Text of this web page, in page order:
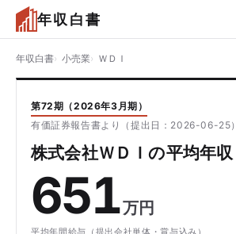
年収白書
年収白書 小売業 ＷＤＩ
第72期（2026年3月期）
有価証券報告書より（提出日：2026-06-25）
株式会社ＷＤＩの平均年収
651万円
平均年間給与（提出会社単体・賞与込み）